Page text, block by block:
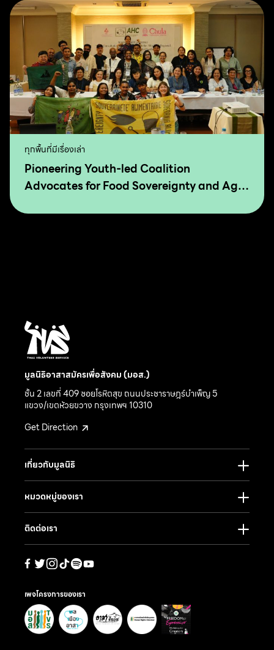
ทุกพื้นที่มีเรื่องเล่า
Pioneering Youth-led Coalition
Advocates for Food Sovereignty and Agro
มูลนิธิอาสาสมัครเพื่อสังคม (มอส.)
ชั้น 2 เลขที่ 409 ซอยโรหิตสุข ถนนประชาราษฎร์บำเพ็ญ 5
แขวง/เขตห้วยขวาง กรุงเทพฯ 10310
Get Direction
เกี่ยวกับมูลนิธิ
หมวดหมู่ของเรา
ติดต่อเรา
เพจโครงการของเรา